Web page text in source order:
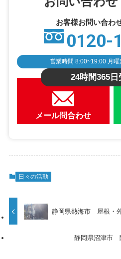
お客様お問い合わ
0120-
営業時間 8:00~19:00 月
24時間365日
メール問合わせ
日々の活動
静岡県熱海市 屋根・
静岡県沼津市